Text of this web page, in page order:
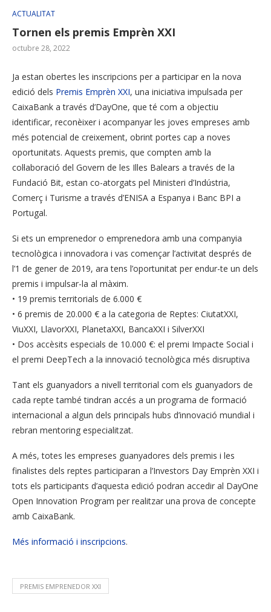
ACTUALITAT
Tornen els premis Emprèn XXI
octubre 28, 2022
Ja estan obertes les inscripcions per a participar en la nova
edició dels Premis Emprèn XXI, una iniciativa impulsada per
CaixaBank a través d’DayOne, que té com a objectiu
identificar, reconèixer i acompanyar les joves empreses amb
més potencial de creixement, obrint portes cap a noves
oportunitats. Aquests premis, que compten amb la
col·laboració del Govern de les Illes Balears a través de la
Fundació Bit, estan co-atorgats pel Ministeri d’Indústria,
Comerç i Turisme a través d’ENISA a Espanya i Banc BPI a
Portugal.
Si ets un emprenedor o emprenedora amb una companyia
tecnològica i innovadora i vas començar l’activitat després de
l’1 de gener de 2019, ara tens l’oportunitat per endur-te un dels
premis i impulsar-la al màxim.
• 19 premis territorials de 6.000 €
• 6 premis de 20.000 € a la categoria de Reptes: CiutatXXI,
ViuXXI, LlavorXXI, PlanetaXXI, BancaXXI i SilverXXI
• Dos accèsits especials de 10.000 €: el premi Impacte Social i
el premi DeepTech a la innovació tecnològica més disruptiva
Tant els guanyadors a nivell territorial com els guanyadors de
cada repte també tindran accés a un programa de formació
internacional a algun dels principals hubs d’innovació mundial i
rebran mentoring especialitzat.
A més, totes les empreses guanyadores dels premis i les
finalistes dels reptes participaran a l’Investors Day Emprèn XXI i
tots els participants d’aquesta edició podran accedir al DayOne
Open Innovation Program per realitzar una prova de concepte
amb CaixaBank.
Més informació i inscripcions.
PREMIS EMPRENEDOR XXI